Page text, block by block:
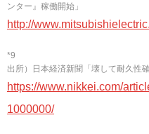
ンター』稼働開始」
http://
*9
出所）日本経済新聞「壊して耐久性
https://www.nikkei.com/
1000000/